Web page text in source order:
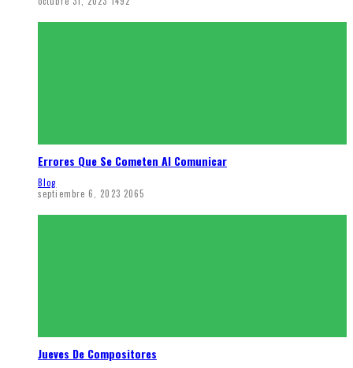
Errores Que Se Cometen Al Comunicar
Blog
septiembre 6, 2023 2065
Jueves De Compositores